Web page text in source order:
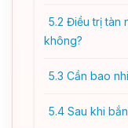
5.2 Điều trị tàn
không?
5.3 Cần bao
5.4 Sau khi